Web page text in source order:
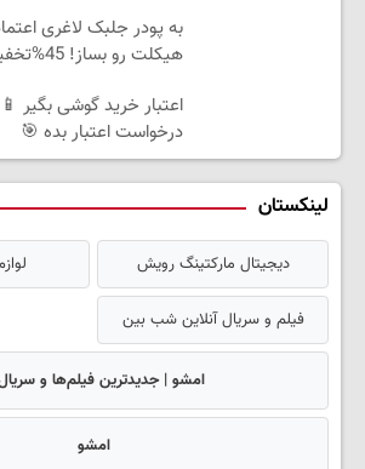
هیکلت رو بساز! 45%تخفیف تابستانی
اعتبار خرید گوشی بگیر
درخواست اعتبار بده 🎯
لینکستان
دیجیتال مارکتینگ رویش
فیلم و سریال آنلاین شب بین
امشو | جدیدترین فیلم‌ها و
امشو